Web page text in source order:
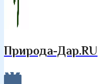
Природа-Дар.RU